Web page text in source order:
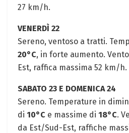
27 km/h.
VENERDÌ 22
Sereno, ventoso a tratti.
20°C, in forte aumento.
Est, raffica massima 52 km/h.
SABATO 23 E DOMENICA 24
Sereno. Temperature in
di 10°C e massime di 18°C.
da Est/Sud-Est, raffiche